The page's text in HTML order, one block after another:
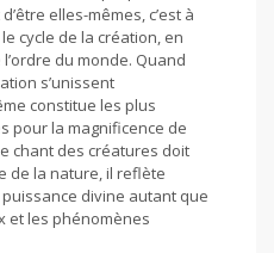
elles-mêmes, c’est à
cycle de la création, en
du monde. Quand
s’unissent
constitue les plus
pour la magnificence de
chant des créatures doit
de la nature, il reflète
divine autant que
et les phénomènes